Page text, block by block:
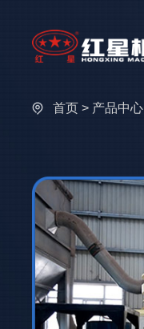
首页 > 产品中心